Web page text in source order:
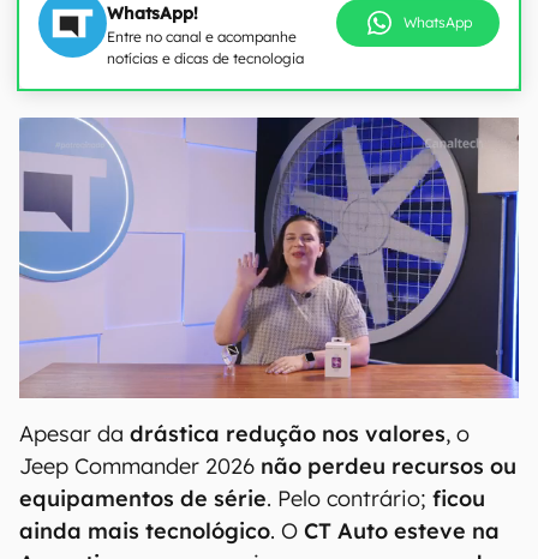
WhatsApp!
Entre no canal e acompanhe
notícias e dicas de tecnologia
WhatsApp
Apesar da drástica redução nos valores, o
Jeep Commander 2026 não perdeu recursos ou
equipamentos de série. Pelo contrário; ficou
ainda mais tecnológico. O CT Auto esteve na